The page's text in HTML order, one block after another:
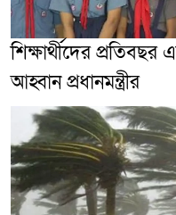
শিক্ষার্থীদের
আহ্বান প্রধানমন্ত্রীর